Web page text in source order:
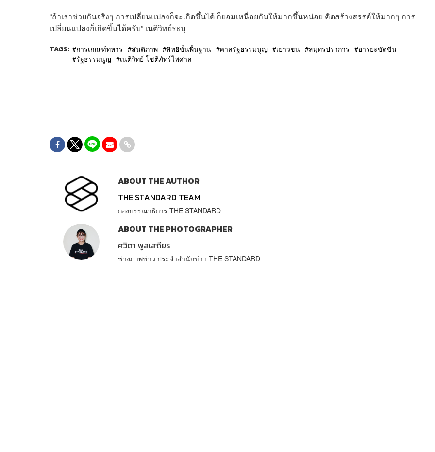
“ถ้าเราช่วยกันจริงๆ การเปลี่ยนแปลงก็จะเกิดขึ้นได้ ก็ยอมเหนื่อยกันให้มากขึ้นหน่อย คิดสร้างสรรค์ให้มากๆ การ
เปลี่ยนแปลงก็เกิดขึ้นได้ครับ” เนติวิทย์ระบุ
TAGS: การเกณฑ์ทหาร สันติภาพ สิทธิขั้นพื้นฐาน ศาลรัฐธรรมนูญ เยาวชน สมุทรปราการ
อารยะขัดขืน
รัฐธรรมนูญ
เนติวิทย์ โชติภัทร์ไพศาล
ABOUT THE AUTHOR
THE STANDARD TEAM
กองบรรณาธิการ THE STANDARD
ABOUT THE PHOTOGRAPHER
ศวิตา พูลเสถียร
ช่างภาพข่าว ประจำสำนักข่าว THE STANDARD